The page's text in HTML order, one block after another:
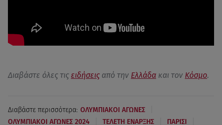
Διαβάστε όλες τις ειδήσεις από την Ελλάδα και τον Κόσμο.
Διαβάστε περισσότερα: ΟΛΥΜΠΙΑΚΟΙ ΑΓΩΝΕΣ
ΟΛΥΜΠΙΑΚΟΙ ΑΓΩΝΕΣ 2024 ΤΕΛΕΤΗ ΕΝΑΡΞΗΣ ΠΑΡΙΣΙ